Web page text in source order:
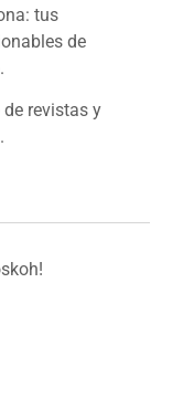
tus
de
de revistas y